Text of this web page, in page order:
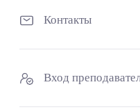
Контакты
Вход